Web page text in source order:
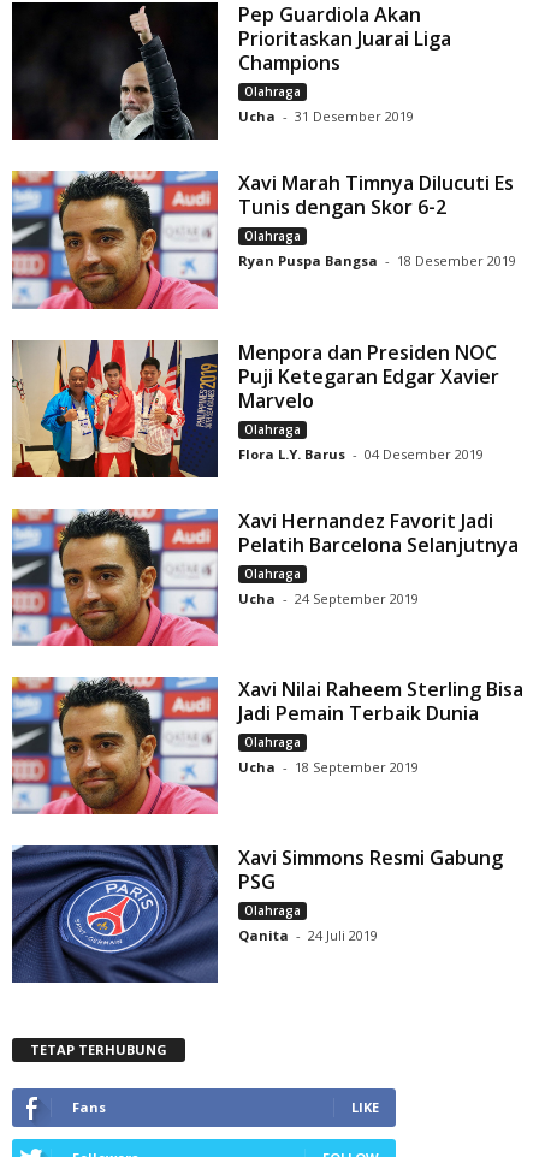
Pep Guardiola Akan
Prioritaskan Juarai Liga
Champions
Olahraga
Ucha - 31 Desember 2019
Xavi Marah Timnya Dilucuti Es
Tunis dengan Skor 6-2
Olahraga
Ryan Puspa Bangsa - 18 Desember 2019
Menpora dan Presiden NOC
Puji Ketegaran Edgar Xavier
Marvelo
Olahraga
Flora L.Y. Barus - 04 Desember 2019
Xavi Hernandez Favorit Jadi
Pelatih Barcelona Selanjutnya
Olahraga
Ucha - 24 September 2019
Xavi Nilai Raheem Sterling Bisa
Jadi Pemain Terbaik Dunia
Olahraga
Ucha - 18 September 2019
Xavi Simmons Resmi Gabung
PSG
Olahraga
Qanita - 24 Juli 2019
TETAP TERHUBUNG
Fans LIKE